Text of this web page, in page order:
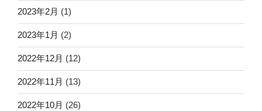
2023年2月 (1)
2023年1月 (2)
2022年12月 (12)
2022年11月 (13)
2022年10月 (26)